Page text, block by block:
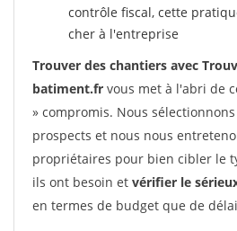
contrôle fiscal, cette
cher à l'entreprise
Trouver des chantiers avec
batiment.fr vous met à l'abri de
» compromis. Nous
prospects et nous nous
propriétaires pour bien cibler le
ils ont besoin et vérifier le
en termes de budget que de